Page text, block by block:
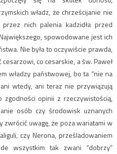
władz, że chrześcijanie nie
nich palenia kadzidła przed
spowodowane jest ich
Nie była to oczywiście prawda,
co cesarskie, a św. Paweł
władzy państwowej, bo ta “nie na
wtedy, ani teraz nie przywiązują
opinii z rzeczywistością,
osób czy środowisk uznanych
uwagę, że poza wariatami w
czy Nerona, prześladowaniem
wszystkim tak zwani “dobrzy”